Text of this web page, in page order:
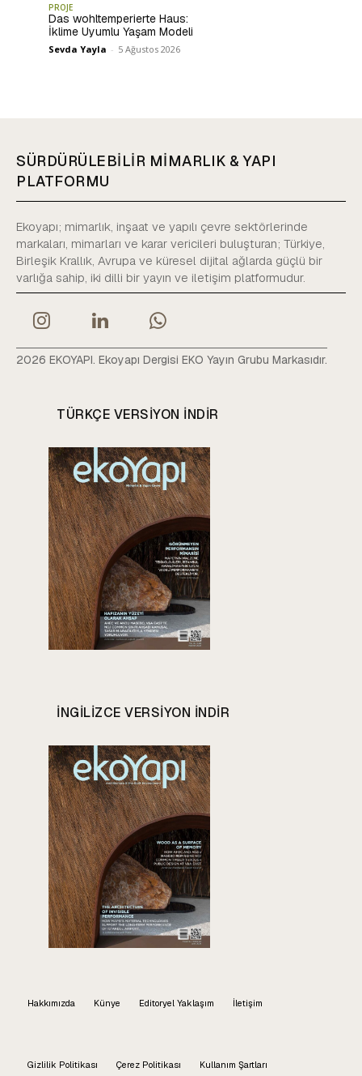
PROJE
Das wohltemperierte Haus:
İklime Uyumlu Yaşam Modeli
Sevda Yayla - 5 Ağustos 2026
SÜRDÜRÜLEBİLİR MİMARLIK & YAPI
PLATFORMU
Ekoyapı; mimarlık, inşaat ve yapılı çevre sektörlerinde
markaları, mimarları ve karar vericileri buluşturan; Türkiye,
Birleşik Krallık, Avrupa ve küresel dijital ağlarda güçlü bir
varlığa sahip, iki dilli bir yayın ve iletişim platformudur.
2026 EKOYAPI. Ekoyapı Dergisi EKO Yayın Grubu Markasıdır.
TÜRKÇE VERSIYON INDIR
INGILIZCE VERSIYON INDIR
Hakkımızda Künye Editoryel Yaklaşım İletişim
Gizlilik Politikası Çerez Politikası Kullanım Şartları